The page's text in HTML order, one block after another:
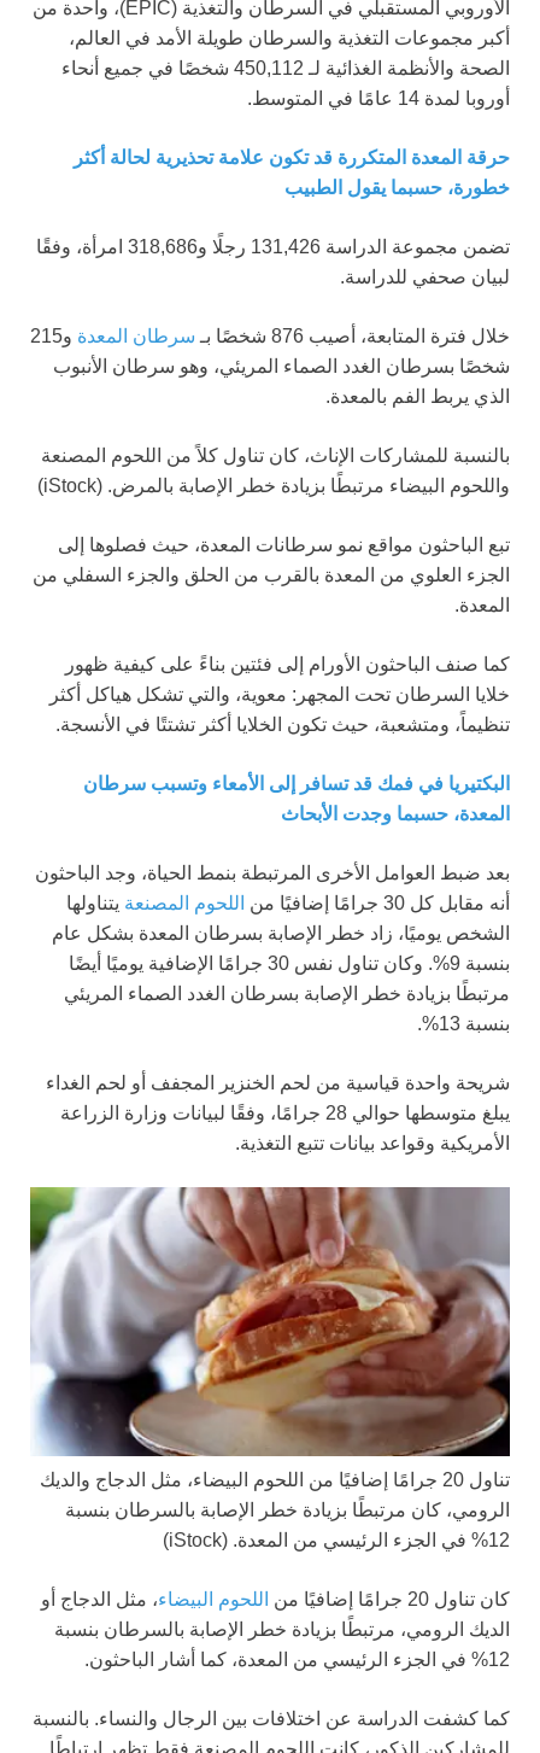
الأوروبي المستقبلي في السرطان والتغذية (EPIC)، واحدة من
أكبر مجموعات التغذية والسرطان طويلة الأمد في العالم،
الصحة والأنظمة الغذائية لـ 450,112 شخصًا في جميع أنحاء
أوروبا لمدة 14 عامًا في المتوسط.
حرقة المعدة المتكررة قد تكون علامة تحذيرية لحالة أكثر
خطورة، حسبما يقول الطبيب
تضمن مجموعة الدراسة 131,426 رجلًا و318,686 امرأة، وفقًا
لبيان صحفي للدراسة.
خلال فترة المتابعة، أصيب 876 شخصًا بـ سرطان المعدة
و215
شخصًا بسرطان الغدد الصماء المريئي، وهو سرطان الأنبوب
الذي يربط الفم بالمعدة.
بالنسبة للمشاركات الإناث، كان تناول كلاً من اللحوم المصنعة
واللحوم البيضاء مرتبطًا بزيادة خطر الإصابة بالمرض. (iStock)
تبع الباحثون مواقع نمو سرطانات المعدة، حيث فصلوها إلى
الجزء العلوي من المعدة بالقرب من الحلق والجزء السفلي من
المعدة.
كما صنف الباحثون الأورام إلى فئتين بناءً على كيفية ظهور
خلايا السرطان تحت المجهر: معوية، والتي تشكل هياكل أكثر
تنظيماً، ومتشعبة، حيث تكون الخلايا أكثر تشتتًا في الأنسجة.
البكتيريا في فمك قد تسافر إلى الأمعاء وتسبب سرطان
المعدة، حسبما وجدت الأبحاث
بعد ضبط العوامل الأخرى المرتبطة بنمط الحياة، وجد الباحثون
أنه مقابل كل 30 جرامًا إضافيًا من
اللحوم المصنعة يتناولها
الشخص يوميًا، زاد خطر الإصابة بسرطان المعدة بشكل عام
بنسبة 9%. وكان تناول نفس 30 جرامًا الإضافية يوميًا أيضًا
مرتبطًا بزيادة خطر الإصابة بسرطان الغدد الصماء المريئي
بنسبة 13%.
شريحة واحدة قياسية من لحم الخنزير المجفف أو لحم الغداء
يبلغ متوسطها حوالي 28 جرامًا، وفقًا لبيانات وزارة الزراعة
الأمريكية وقواعد بيانات تتبع التغذية.
تناول 20 جرامًا إضافيًا من اللحوم البيضاء، مثل الدجاج والديك
الرومي، كان مرتبطًا بزيادة خطر الإصابة بالسرطان بنسبة
12% في الجزء الرئيسي من المعدة.
(iStock)
كان تناول 20 جرامًا إضافيًا من اللحوم البيضاء، مثل الدجاج أو
الديك الرومي، مرتبطًا بزيادة خطر الإصابة بالسرطان بنسبة
12% في الجزء الرئيسي من المعدة، كما أشار الباحثون.
كما كشفت الدراسة عن اختلافات بين الرجال والنساء. بالنسبة
للمشاركين الذكور، كانت اللحوم المصنعة فقط تظهر ارتباطًا